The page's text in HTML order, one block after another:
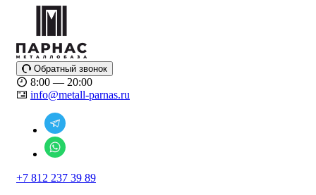
Обратный звонок
8:00 — 20:00
info@metall-parnas.ru
+7 812 237 39 89